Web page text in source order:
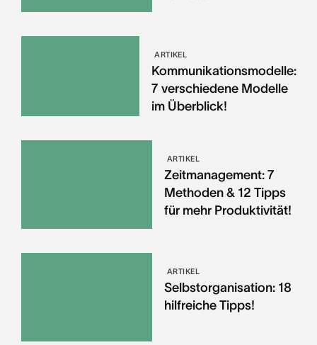
ARTIKEL
Kommunikationsmodelle:
7 verschiedene Modelle
im Überblick!
ARTIKEL
Zeitmanagement: 7
Methoden & 12 Tipps
für mehr Produktivität!
ARTIKEL
Selbstorganisation: 18
hilfreiche Tipps!